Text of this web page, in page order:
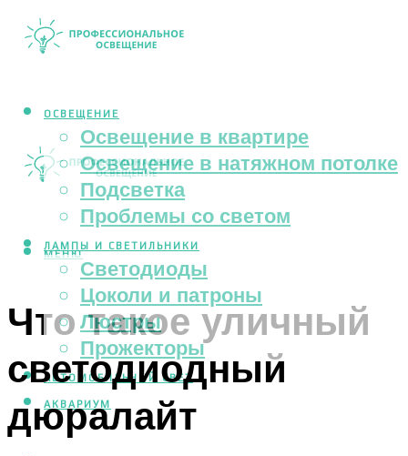
ОСВЕЩЕНИЕ
Освещение в квартире
Освещение в натяжном потолке
Подсветка
Проблемы со светом
ЛАМПЫ И СВЕТИЛЬНИКИ
Светодиоды
Цоколи и патроны
Люстры
Прожекторы
АВТОМОБИЛЬНЫЙ СВЕТ
АКВАРИУМ
МЕНЮ
Что такое уличный
светодиодный
дюралайт